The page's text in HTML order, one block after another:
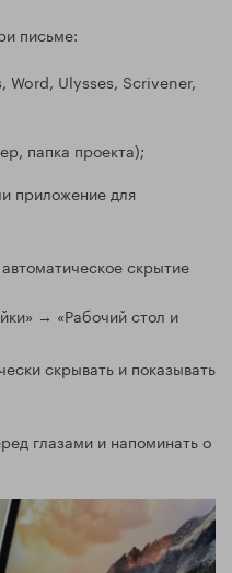
письме:
Word, Ulysses, Scrivener,
папка проекта);
приложение для
скрытие
→ «Рабочий стол и
скрывать и показывать
глазами и напоминать о